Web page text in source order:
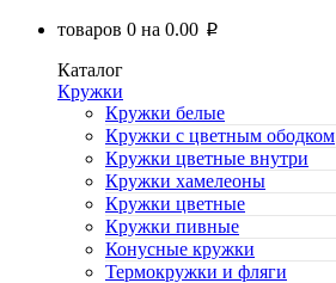
товаров 0 на 0.00 p
Каталог
Кружки
Кружки белые
Кружки с цветным ободком
Кружки цветные внутри
Кружки хамелеоны
Кружки цветные
Кружки пивные
Конусные кружки
Термокружки и фляги